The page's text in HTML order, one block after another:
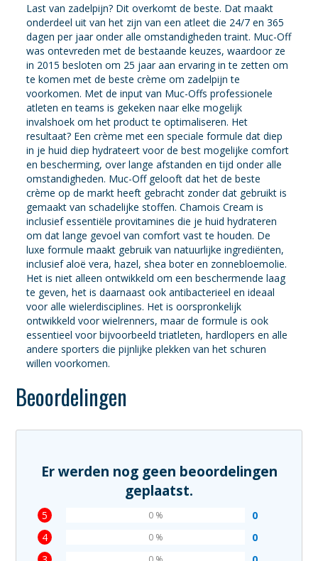
Last van zadelpijn? Dit overkomt de beste. Dat maakt
onderdeel uit van het zijn van een atleet die 24/7 en 365
dagen per jaar onder alle omstandigheden traint. Muc-Off
was ontevreden met de bestaande keuzes, waardoor ze
in 2015 besloten om 25 jaar aan ervaring in te zetten om
te komen met de beste crème om zadelpijn te
voorkomen. Met de input van Muc-Offs professionele
atleten en teams is gekeken naar elke mogelijk
invalshoek om het product te optimaliseren. Het
resultaat? Een crème met een speciale formule dat diep
in je huid diep hydrateert voor de best mogelijke comfort
en bescherming, over lange afstanden en tijd onder alle
omstandigheden. Muc-Off gelooft dat het de beste
crème op de markt heeft gebracht zonder dat gebruikt is
gemaakt van schadelijke stoffen. Chamois Cream is
inclusief essentiële provitamines die je huid hydrateren
om dat lange gevoel van comfort vast te houden. De
luxe formule maakt gebruik van natuurlijke ingrediënten,
inclusief aloë vera, hazel, shea boter en zonnebloemolie.
Het is niet alleen ontwikkeld om een beschermende laag
te geven, het is daarnaast ook antibacterieel en ideaal
voor alle wielerdisciplines. Het is oorspronkelijk
ontwikkeld voor wielrenners, maar de formule is ook
essentieel voor bijvoorbeeld triatleten, hardlopers en alle
andere sporters die pijnlijke plekken van het schuren
willen voorkomen.
Beoordelingen
Er werden nog geen beoordelingen
geplaatst.
5 0
0 %
4 0
0 %